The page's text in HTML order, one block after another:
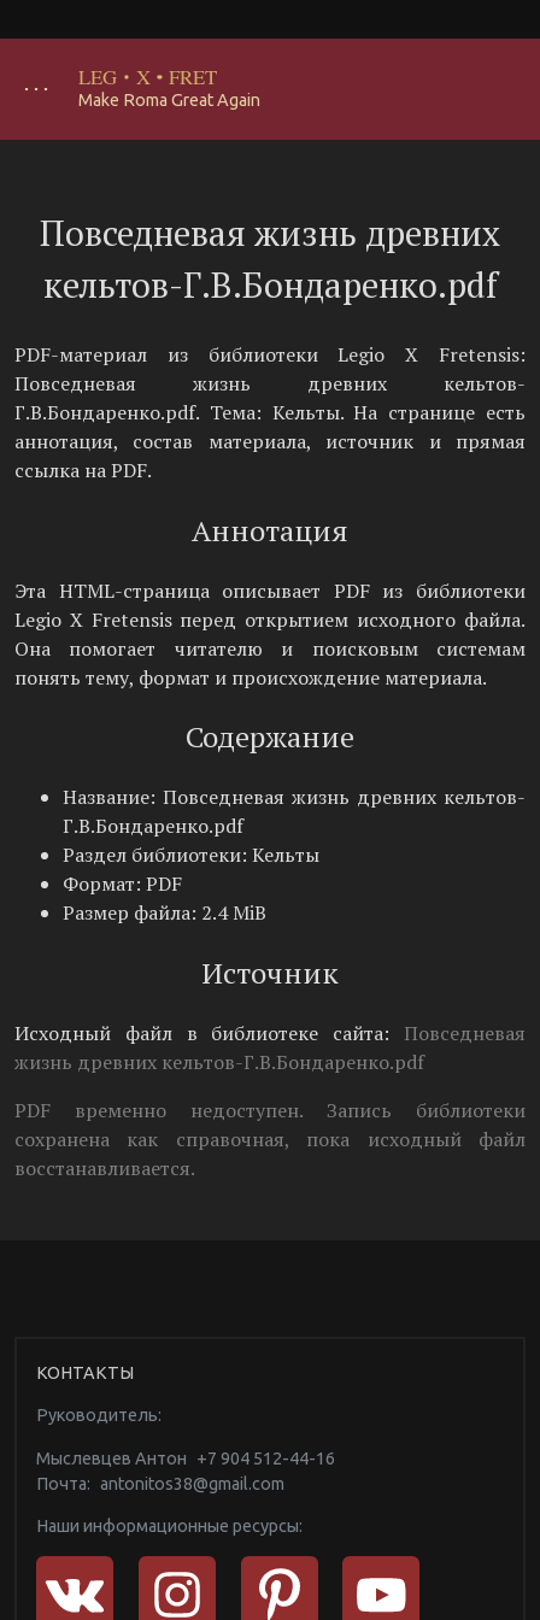
･･･ LEG · X · FRET
Make Roma Great Again
Повседневая жизнь древних
кельтов-Г.В.Бондаренко.pdf
PDF-материал из библиотеки Legio X Fretensis:
Повседневая жизнь древних кельтов-
Г.В.Бондаренко.pdf. Тема: Кельты. На странице есть
аннотация, состав материала, источник и прямая
ссылка на PDF.
Аннотация
Эта HTML-страница описывает PDF из библиотеки
Legio X Fretensis перед открытием исходного файла.
Она помогает читателю и поисковым системам
понять тему, формат и происхождение материала.
Содержание
Название: Повседневая жизнь древних кельтов-
Г.В.Бондаренко.pdf
Раздел библиотеки: Кельты
Формат: PDF
Размер файла: 2.4 MiB
Источник
Исходный файл в библиотеке сайта: Повседневая
жизнь древних кельтов-Г.В.Бондаренко.pdf
PDF временно недоступен. Запись библиотеки
сохранена как справочная, пока исходный файл
восстанавливается.
КОНТАКТЫ
Руководитель:
Мыслевцев Антон
+7 904 512-44-16
Почта: antonitos38@gmail.com
Наши информационные ресурсы: